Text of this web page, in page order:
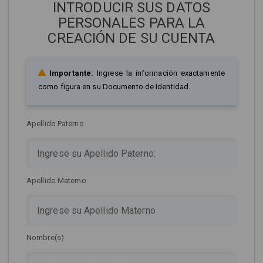
INTRODUCIR SUS DATOS
PERSONALES PARA LA
CREACIÓN DE SU CUENTA
Importante: Ingrese la información exactamente
como figura en su Documento de Identidad.
Apellido Paterno
Apellido Materno
Nombre(s)